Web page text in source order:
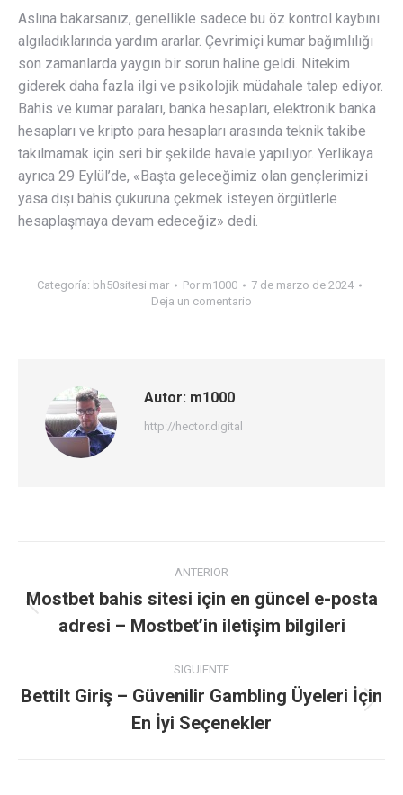
Aslına bakarsanız, genellikle sadece bu öz kontrol kaybını
algıladıklarında yardım ararlar. Çevrimiçi kumar bağımlılığı
son zamanlarda yaygın bir sorun haline geldi. Nitekim
giderek daha fazla ilgi ve psikolojik müdahale talep ediyor.
Bahis ve kumar paraları, banka hesapları, elektronik banka
hesapları ve kripto para hesapları arasında teknik takibe
takılmamak için seri bir şekilde havale yapılıyor. Yerlikaya
ayrıca 29 Eylül’de, «Başta geleceğimiz olan gençlerimizi
yasa dışı bahis çukuruna çekmek isteyen örgütlerle
hesaplaşmaya devam edeceğiz» dedi.
Categoría: bh50sitesi mar Por m1000
7 de marzo de 2024
Deja un comentario
Autor: m1000
http://hector.digital
Navegación
entre
publicaciones
ANTERIOR
Publicación
anterior:
Mostbet bahis sitesi için en güncel e-posta
adresi – Mostbet’in iletişim bilgileri
SIGUIENTE
siguiente:
Bettilt Giriş – Güvenilir Gambling Üyeleri İçin
En İyi Seçenekler